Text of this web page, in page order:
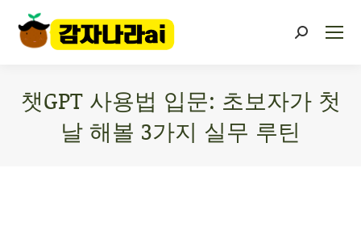
챗GPT 사용법 입문: 초보자가 첫
날 해볼 3가지 실무 루틴